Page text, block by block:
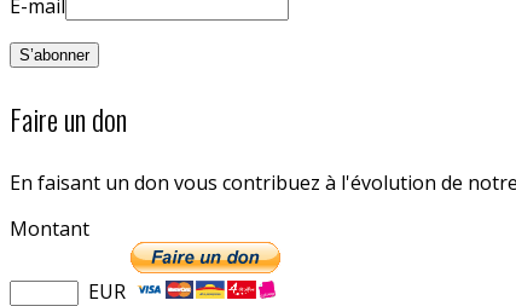
E-mail
Faire un don
En faisant un don vous contribuez à l'évolution de
Montant
EUR